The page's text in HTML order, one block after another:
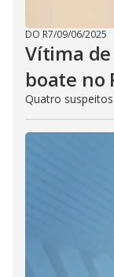
DO R7/09/06/2025
Vítima
boate no
Quatro